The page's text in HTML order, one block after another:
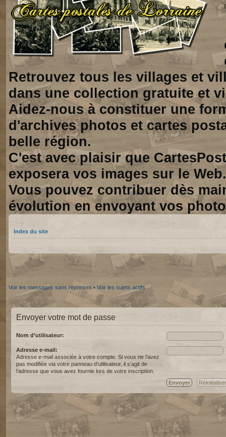
Retrouvez tous les villages et
dans une collection gratuite et
Aidez-nous à constituer une
d'archives photos et cartes
belle région.
C'est avec plaisir que
exposera vos images sur le Web.
Vous pouvez contribuer dès
évolution en envoyant vos
Index du site
Voir les messages sans réponses • Voir les sujets actifs
Envoyer votre mot de passe
Nom d’utilisateur:
Adresse e-mail:
Adresse e-mail associée à votre compte. Si vous ne l’avez
pas modifiée via votre panneau d’utilisateur, il s’agit de
l’adresse que vous avez fournie lors de votre inscription.